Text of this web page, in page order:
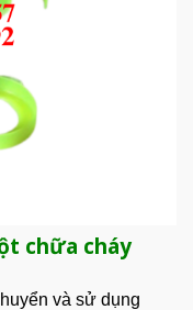
chữa cháy
và sử dụng